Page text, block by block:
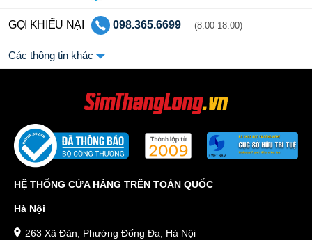
GỌI KHIẾU NẠI 098.365.6699 (8:00-18:00)
Các thông tin khác
HỆ THỐNG CỬA HÀNG TRÊN TOÀN QUỐC
Hà Nội
263 Xã Đàn, Phường Đống Đa, Hà Nội